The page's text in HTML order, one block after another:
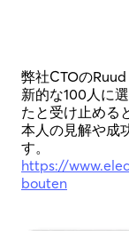
弊社CTOの
新的な100人に
たと受け止める
本人の見解や成
す。
https://
bouten